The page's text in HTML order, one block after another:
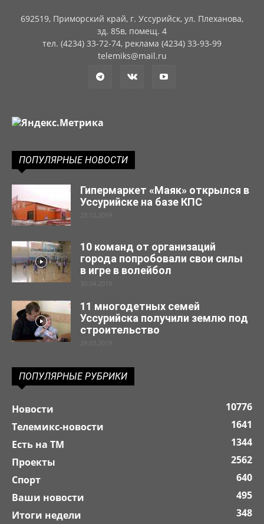
692519, Приморский край, г. Уссурийск, ул. Плеханова,
зд. 85в, помещ. 4
тел. (4234) 33-72-74, реклама (4234) 33-93-99
telemiks@mail.ru
ПОПУЛЯРНЫЕ НОВОСТИ
Гипермаркет «Маяк» открылся в
Уссурийске на базе КПС
23.12.2019
10 команд от организаций
города попробовали свои силы
в игре в волейбол
30.04.2019
11 многодетных семей
Уссурийска получили землю под
строительство
29.03.2019
ПОПУЛЯРНЫЕ РУБРИКИ
Новости
10776
Телемикс-новости
1641
Есть на ТМ
1344
Проекты
2562
Спорт
640
Ваши новости
495
Итоги недели
348